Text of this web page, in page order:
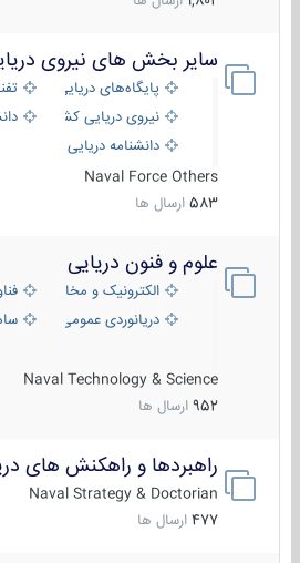
سایر بخش های نیروی
پایگاه‌های دریایی
نیروی دریایی کشورهای
دانشنامه دریایی کپی
Naval Force Others
583 ارسال ها
علوم و فنون دریایی
الکترونیک و مخابرات دریایی
دریانوردی عمومی
Naval Technology & Science
952 ارسال ها
راهبردها و راهکنش های
Naval Strategy & Doctorian
477 ارسال ها